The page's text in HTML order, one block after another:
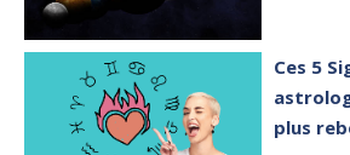
Ces 5
plus